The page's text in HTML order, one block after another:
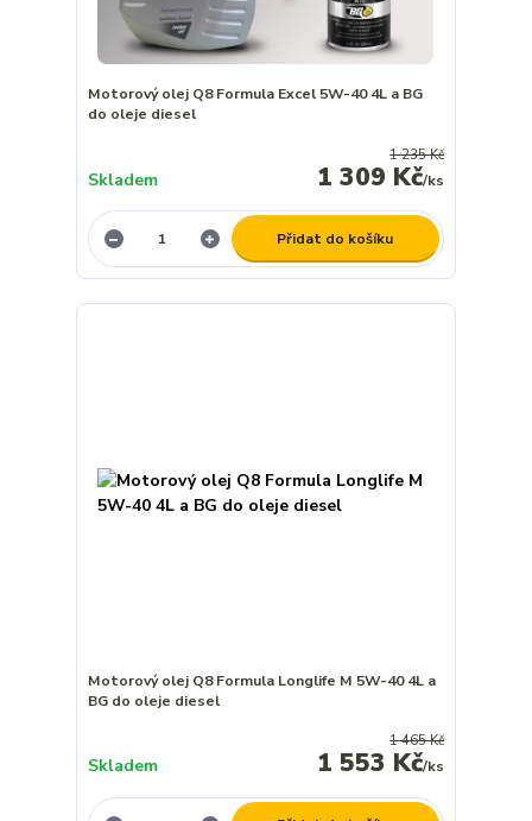
Motorový olej Q8 Formula Excel 5W-40 4L a BG
do oleje diesel
1 235 Kč
1 309 Kč/ks
Skladem
Přidat do košíku
Motorový olej Q8 Formula Longlife M 5W-40 4L a
BG do oleje diesel
1 465 Kč
1 553 Kč/ks
Skladem